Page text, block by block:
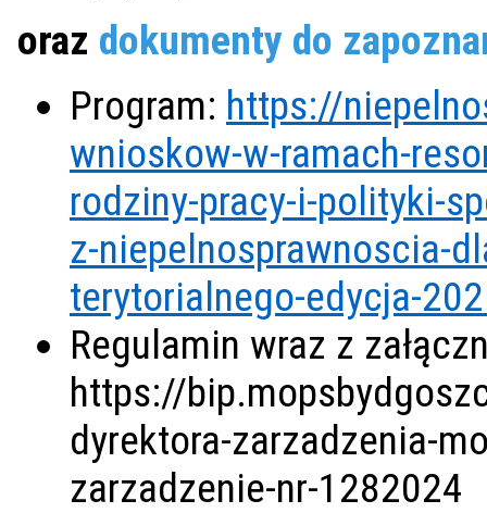
oraz dokumenty do
Program: https://
wnioskow-w-ramach-
rodziny-pracy-i-polityki-
z-niepelnosprawnoscia-
terytorialnego-edycja-
Regulamin wraz z
https://
dyrektora-zarzadzenia-
zarzadzenie-nr-1282024